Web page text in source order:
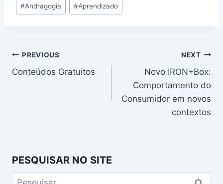
#Andragogia #Aprendizado
Navegação
de
PREVIOUS
Conteúdos Gratuitos
NEXT
Novo IRON+Box:
Comportamento do
Consumidor em novos
contextos
PESQUISAR NO SITE
Pesquisar